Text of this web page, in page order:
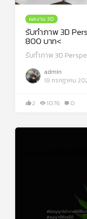
ผลงาน 3D
รับทำภาพ 3D
800 บาท<
รับทำภาพ 3D
admin
18 กรกฎาคม
2 1076 0